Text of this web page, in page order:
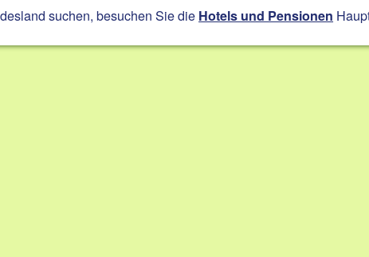
suchen, besuchen Sie die Hotels und Pensionen